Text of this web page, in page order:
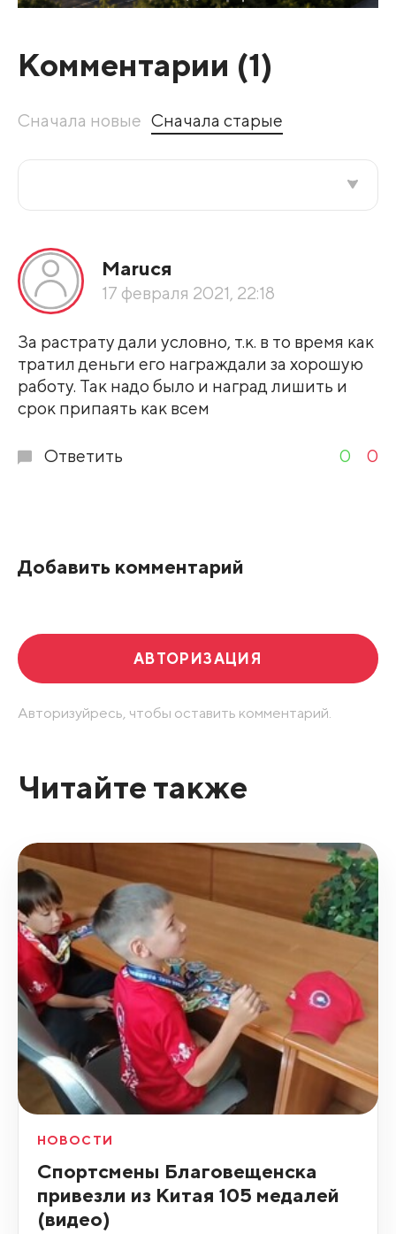
Комментарии (1)
Сначала новые Сначала старые
По рейтингу
Развернуть все
Маruся
17 февраля 2021, 22:18
За растрату дали условно, т.к. в то время как
тратил деньги его награждали за хорошую
работу. Так надо было и наград лишить и
срок припаять как всем
Ответить 0 0
Добавить комментарий
АВТОРИЗАЦИЯ
Авторизуйресь, чтобы оставить комментарий.
Читайте также
НОВОСТИ
Спортсмены Благовещенска
привезли из Китая 105 медалей
(видео)